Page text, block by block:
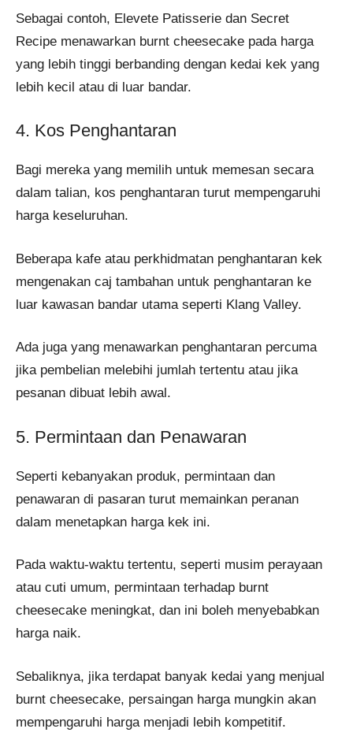
Sebagai contoh, Elevete Patisserie dan Secret
Recipe menawarkan burnt cheesecake pada harga
yang lebih tinggi berbanding dengan kedai kek yang
lebih kecil atau di luar bandar.
4. Kos Penghantaran
Bagi mereka yang memilih untuk memesan secara
dalam talian, kos penghantaran turut mempengaruhi
harga keseluruhan.
Beberapa kafe atau perkhidmatan penghantaran kek
mengenakan caj tambahan untuk penghantaran ke
luar kawasan bandar utama seperti Klang Valley.
Ada juga yang menawarkan penghantaran percuma
jika pembelian melebihi jumlah tertentu atau jika
pesanan dibuat lebih awal​.
5. Permintaan dan Penawaran
Seperti kebanyakan produk, permintaan dan
penawaran di pasaran turut memainkan peranan
dalam menetapkan harga kek ini.
Pada waktu-waktu tertentu, seperti musim perayaan
atau cuti umum, permintaan terhadap burnt
cheesecake meningkat, dan ini boleh menyebabkan
harga naik.
Sebaliknya, jika terdapat banyak kedai yang menjual
burnt cheesecake, persaingan harga mungkin akan
mempengaruhi harga menjadi lebih kompetitif.